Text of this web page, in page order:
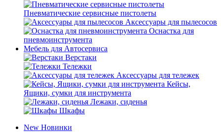
Пневматические сервисные пистолеты
Аксессуары для пылесосов
Оснастка для
пневмоинструмента
Мебель для Автосервиса
Верстаки
Тележки
Аксессуары для тележек
Кейсы,
Ящики, сумки для инструмента
Лежаки, сиденья
Шкафы
New Новинки